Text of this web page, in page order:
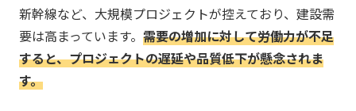
新幹線など、大規模プロジェクトが控えており、建設需
要は高まっています。 ​​​需要の増加に対して労働力が不足
すると、プロジェクトの遅延や品質低下が懸念されま
す。